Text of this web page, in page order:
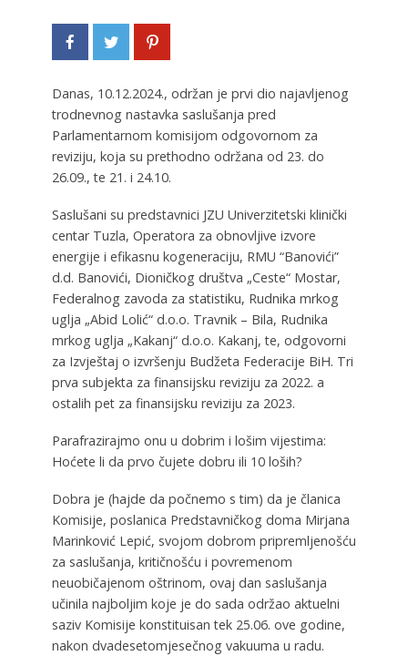
Danas, 10.12.2024., održan je prvi dio najavljenog
trodnevnog nastavka saslušanja pred
Parlamentarnom komisijom odgovornom za
reviziju, koja su prethodno održana od 23. do
26.09., te 21. i 24.10.
Saslušani su predstavnici JZU Univerzitetski klinički
centar Tuzla, Operatora za obnovljive izvore
energije i efikasnu kogeneraciju, RMU “Banovići”
d.d. Banovići, Dioničkog društva „Ceste“ Mostar,
Federalnog zavoda za statistiku, Rudnika mrkog
uglja „Abid Lolić“ d.o.o. Travnik – Bila, Rudnika
mrkog uglja „Kakanj“ d.o.o. Kakanj, te, odgovorni
za Izvještaj o izvršenju Budžeta Federacije BiH. Tri
prva subjekta za finansijsku reviziju za 2022. a
ostalih pet za finansijsku reviziju za 2023.
Parafrazirajmo onu u dobrim i lošim vijestima:
Hoćete li da prvo čujete dobru ili 10 loših?
Dobra je (hajde da počnemo s tim) da je članica
Komisije, poslanica Predstavničkog doma Mirjana
Marinković Lepić, svojom dobrom pripremljenošću
za saslušanja, kritičnošću i povremenom
neuobičajenom oštrinom, ovaj dan saslušanja
učinila najboljim koje je do sada održao aktuelni
saziv Komisije konstituisan tek 25.06. ove godine,
nakon dvadesetomjesečnog vakuuma u radu.